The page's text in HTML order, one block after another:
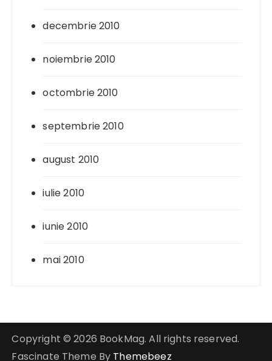
decembrie 2010
noiembrie 2010
octombrie 2010
septembrie 2010
august 2010
iulie 2010
iunie 2010
mai 2010
Copyright © 2026 BookMag. All rights reserved.
Fascinate Theme By Themebeez